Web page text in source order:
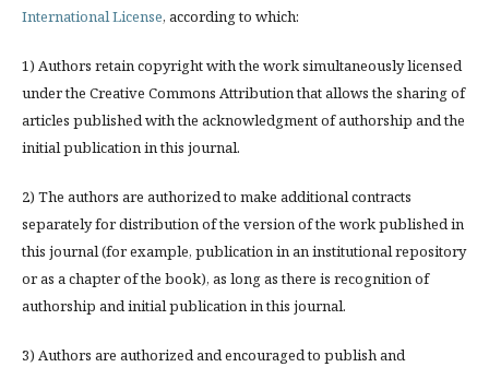
International License, according to which:
1) Authors retain copyright with the work simultaneously licensed
under the Creative Commons Attribution that allows the sharing of
articles published with the acknowledgment of authorship and the
initial publication in this journal.
2) The authors are authorized to make additional contracts
separately for distribution of the version of the work published in
this journal (for example, publication in an institutional repository
or as a chapter of the book), as long as there is recognition of
authorship and initial publication in this journal.
3) Authors are authorized and encouraged to publish and